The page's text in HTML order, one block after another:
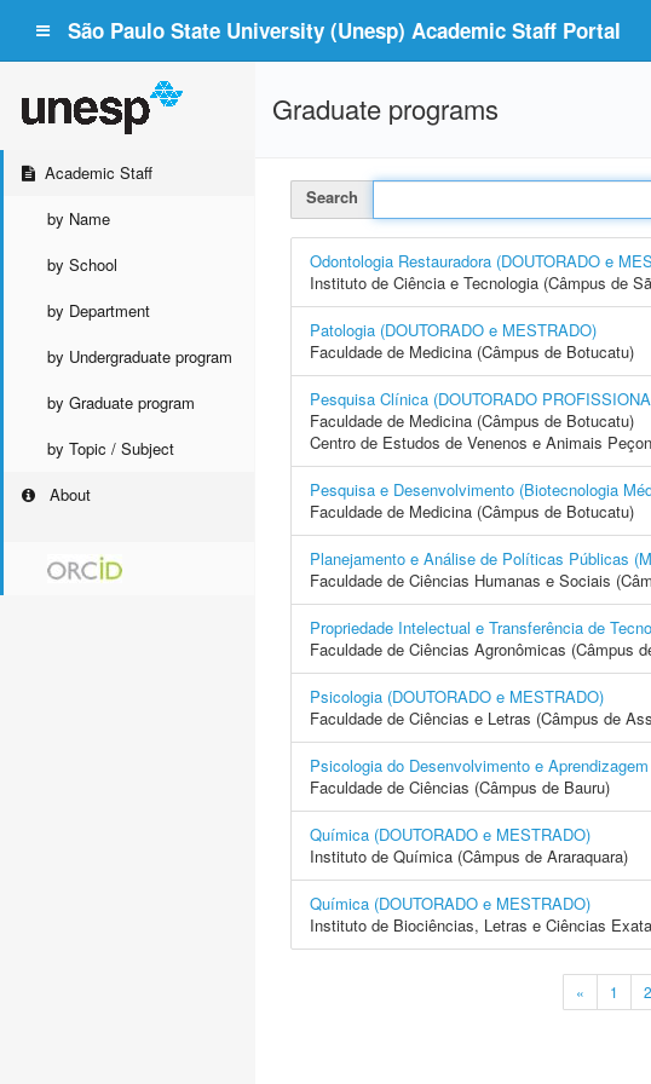
São Paulo State University (Unesp) Academic Staff Portal
Academic Staff
by Name
by School
by Department
by Undergraduate program
by Graduate program
by Topic / Subject
About
Graduate programs
Search
Odontologia Restauradora (DOUTORADO e
Instituto de Ciência e Tecnologia (Câmpus de
Patologia (DOUTORADO e MESTRADO)
Faculdade de Medicina (Câmpus de Botucatu)
Pesquisa Clínica (DOUTORADO
Faculdade de Medicina (Câmpus de Botucatu)
Centro de Estudos de Venenos e Animais
Pesquisa e Desenvolvimento (Biotecnologia
Faculdade de Medicina (Câmpus de Botucatu)
Planejamento e Análise de Políticas Públicas
Faculdade de Ciências Humanas e Sociais
Propriedade Intelectual e Transferência de
Faculdade de Ciências Agronômicas (Câmpus
Psicologia (DOUTORADO e MESTRADO)
Faculdade de Ciências e Letras (Câmpus de
Psicologia do Desenvolvimento e
Faculdade de Ciências (Câmpus de Bauru)
Química (DOUTORADO e MESTRADO)
Instituto de Química (Câmpus de Araraquara)
Química (DOUTORADO e MESTRADO)
Instituto de Biociências, Letras e Ciências
« 1 2